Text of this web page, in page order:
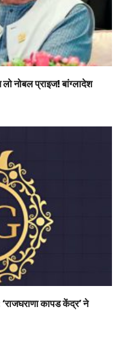
नोबल प्राइज! बांग्लादेश
कापड केंद्र’ ने